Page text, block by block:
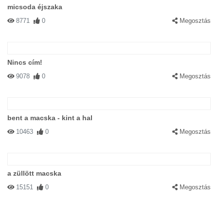
micsoda éjszaka
8771 0 Megosztás
Nincs cím!
9078 0 Megosztás
bent a macska - kint a hal
10463 0 Megosztás
a züllött macska
15151 0 Megosztás